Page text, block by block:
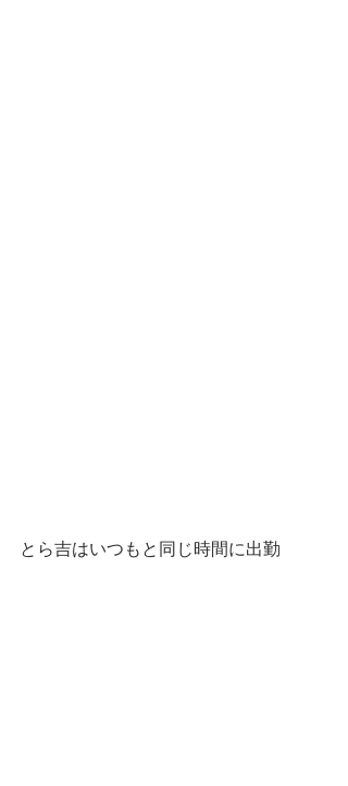
とら吉はいつもと同じ時間に出勤